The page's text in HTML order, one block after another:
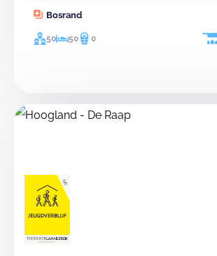
max 52 personen en Het Poortgebouw
personen.&nbsp;
Bosrand
50 50 0